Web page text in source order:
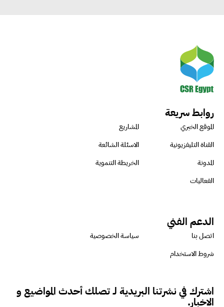
روابط سريعة
الموقع الخبري
المشاريع
القناة التليفزيونية
الاسئلة الشائعة
المدونة
الخريطة التنموية
الفعاليات
الدعم الفني
اتصل بنا
سياسة الخصوصية
شروط الاستخدام
اشترك في نشرتنا البريدية لـ تصلك أحدث المواضيع و
الاخبار.